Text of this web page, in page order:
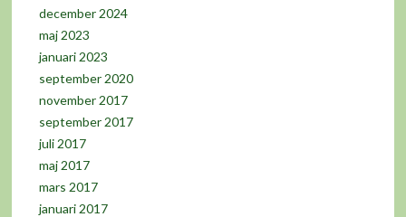
december 2024
maj 2023
januari 2023
september 2020
november 2017
september 2017
juli 2017
maj 2017
mars 2017
januari 2017